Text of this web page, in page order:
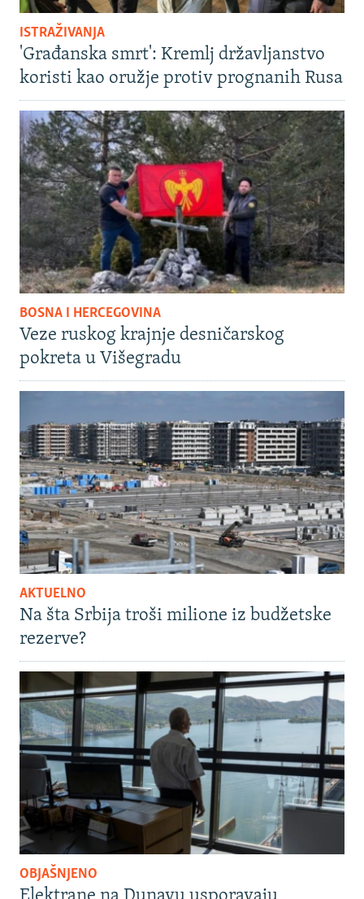
ISTRAŽIVANJA
'Građanska smrt': Kremlj državljanstvo
koristi kao oružje protiv prognanih Rusa
BOSNA I HERCEGOVINA
Veze ruskog krajnje desničarskog
pokreta u Višegradu
AKTUELNO
Na šta Srbija troši milione iz budžetske
rezerve?
OBJAŠNJENO